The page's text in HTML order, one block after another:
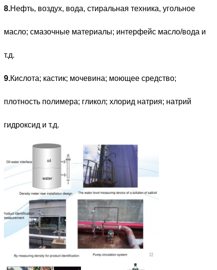
8.Нефть, воздух, вода, стиральная техника, угольное
масло; смазочные материалы; интерфейс масло/вода и
т.д.
9.Кислота; кастик; мочевина; моющее средство;
плотность полимера; гликол; хлорид натрия; натрий
гидроксид и т.д.